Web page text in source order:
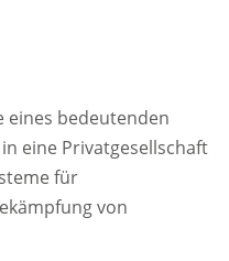
eines bedeutenden
eine Privatgesellschaft
für
von